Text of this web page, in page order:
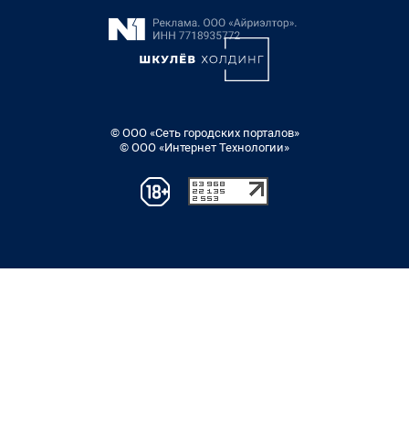
© ООО «Сеть городских порталов»
© ООО «Интернет Технологии»